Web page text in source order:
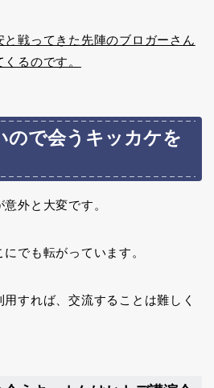
と戦ってきた先陣のブロガーさん
るのです。
ので会うキッカケを
外と大変です。
でも転がっています。
すれば、交流することは難しく